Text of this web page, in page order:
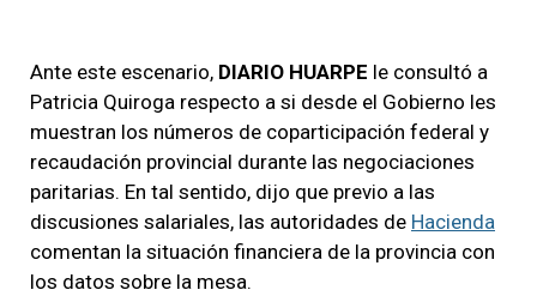
Ante este escenario, DIARIO HUARPE le consultó a
Patricia Quiroga respecto a si desde el Gobierno les
muestran los números de coparticipación federal y
recaudación provincial durante las negociaciones
paritarias. En tal sentido, dijo que previo a las
discusiones salariales, las autoridades de Hacienda
comentan la situación financiera de la provincia con
los datos sobre la mesa.